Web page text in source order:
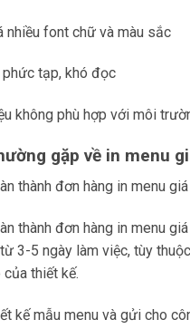
nhiều font chữ và màu sắc
phức tạp, khó đọc
không phù hợp với môi
gặp về in menu
thành đơn hàng in menu
thành đơn hàng in menu
3-5 ngày làm việc, tùy
thiết kế.
kế mẫu menu và gửi cho